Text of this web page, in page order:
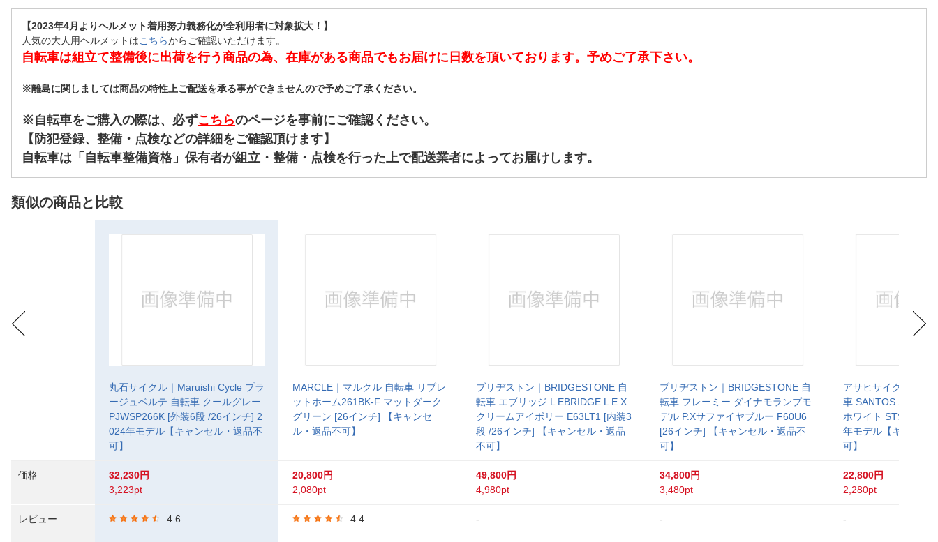
【2023年4月よりヘルメット着用努力義務化が全利用者に対象拡大！】
人気の大人用ヘルメットはこちらからご確認いただけます。
自転車は組立て整備後に出荷を行う商品の為、在庫がある商品でもお届けに日数を頂いております。予めご了承下さい。
※離島に関しましては商品の特性上ご配送を承る事ができませんので予めご了承ください。
※自転車をご購入の際は、必ずこちらのページを事前にご確認ください。
【防犯登録、整備・点検などの詳細をご確認頂けます】
自転車は「自転車整備資格」保有者が組立・整備・点検を行った上で配送業者によってお届けします。
類似の商品と比較
価格
レビュー
丸石サイクル｜Maruishi Cycle プラ
ージュベルテ 自転車 クールグレー
PJWSP266K [外装6段 /26インチ] 2
024年モデル【キャンセル・返品不
可】
32,230円
3,223pt
4.6
MARCLE｜マルクル 自転車 リブレ
ットホーム261BK-F マットダーク
グリーン [26インチ] 【キャンセ
ル・返品不可】
20,800円
2,080pt
4.4
ブリヂストン｜BRIDGESTONE 自
転車 エブリッジ L EBRIDGE L E.X
クリームアイボリー E63LT1 [内装3
段 /26インチ] 【キャンセル・返品
不可】
49,800円
4,980pt
-
ブリヂストン｜BRIDGESTONE 自
転車 フレーミー ダイナモランプモ
デル P.Xサファイヤブルー F60U6
[26インチ] 【キャンセル・返品不
可】
34,800円
3,480pt
-
アサヒサイクル｜
車 SANTOS 26 サン
ホワイト STS26D
年モデル【キャンセ
可】
22,800円
2,280pt
-